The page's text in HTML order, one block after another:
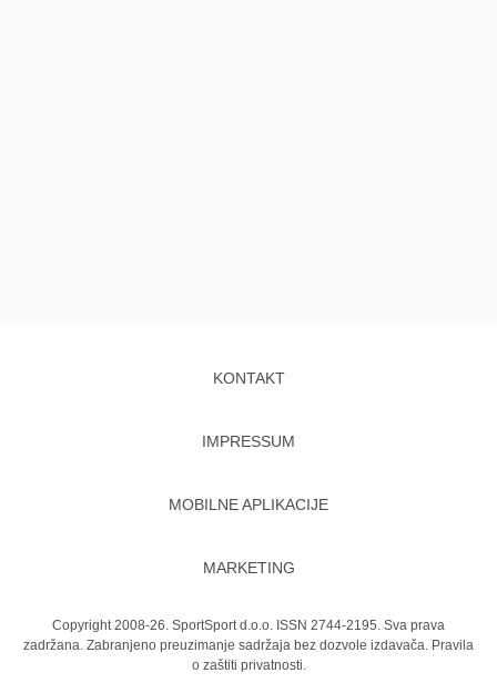
KONTAKT
IMPRESSUM
MOBILNE APLIKACIJE
MARKETING
Copyright 2008-26. SportSport d.o.o. ISSN 2744-2195. Sva prava
zadržana. Zabranjeno preuzimanje sadržaja bez dozvole izdavača. Pravila
o zaštiti privatnosti.